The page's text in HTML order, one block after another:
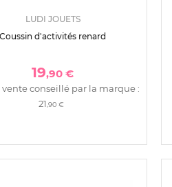
LUDI JOUETS
Coussin d'activités renard
19,90 €
vente conseillé par la marque :
21 ,90 €